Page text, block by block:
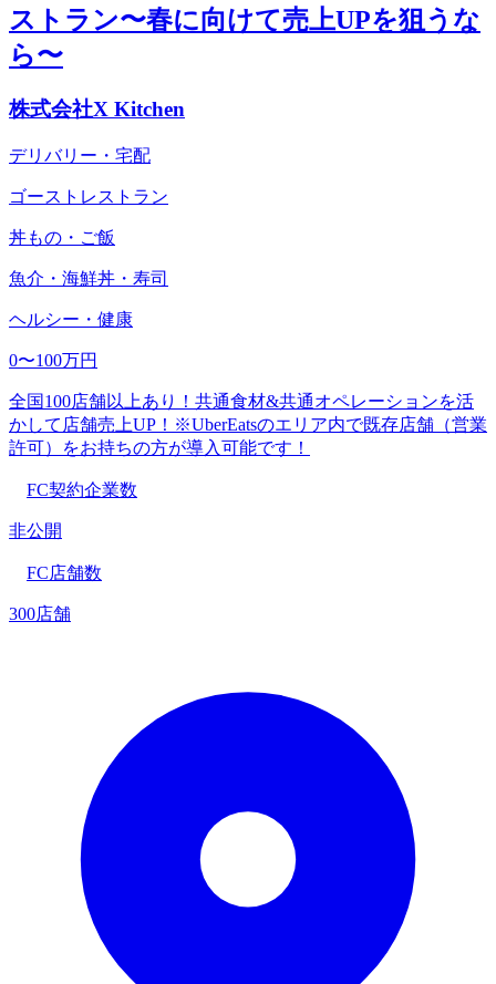
ストラン〜春に向けて売上UPを狙うな
ら〜
株式会社X Kitchen
デリバリー・宅配
ゴーストレストラン
丼もの・ご飯
魚介・海鮮丼・寿司
ヘルシー・健康
0〜100万円
全国100店舗以上あり！共通食材&共通オペレーションを活
かして店舗売上UP！※UberEatsのエリア内で既存店舗（営業
許可）をお持ちの方が導入可能です！
FC契約企業数
非公開
FC店舗数
300店舗